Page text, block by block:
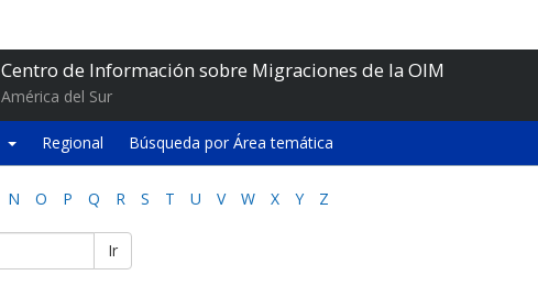
Centro de Información sobre Migraciones de la OIM
América del Sur
Regional Búsqueda por Área temática
N O P Q R S T U V W X Y Z
Ir